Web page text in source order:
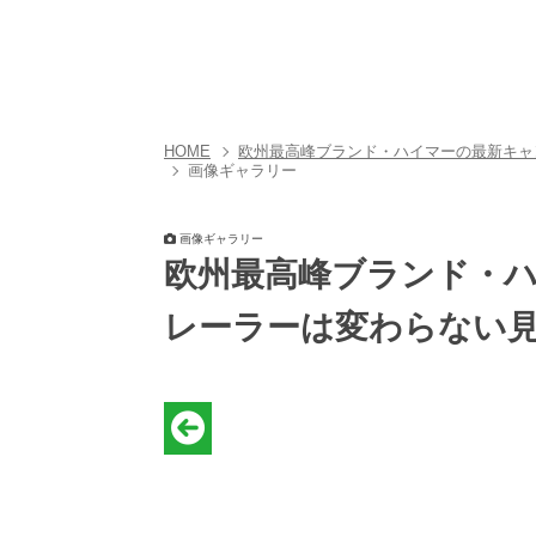
キャンパー）
HOME
欧州最高峰ブランド・ハイマーの最新キ
画像ギャラリー
画像ギャラリー
欧州最高峰ブランド・
レーラーは変わらない